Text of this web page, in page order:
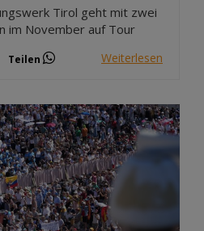
Tirol geht mit zwei
im November auf Tour
Teilen Weiterlesen